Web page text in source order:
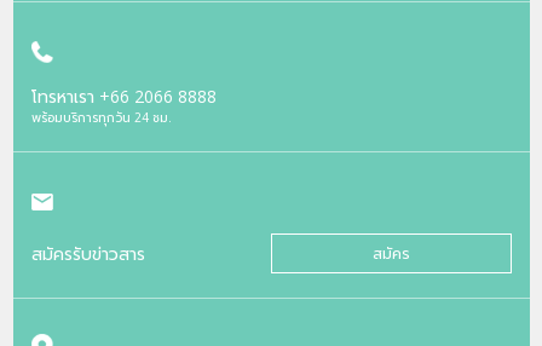
โทรหาเรา +66 2066 8888
พร้อมบริการทุกวัน 24 ชม.
สมัครรับข่าวสาร สมัคร